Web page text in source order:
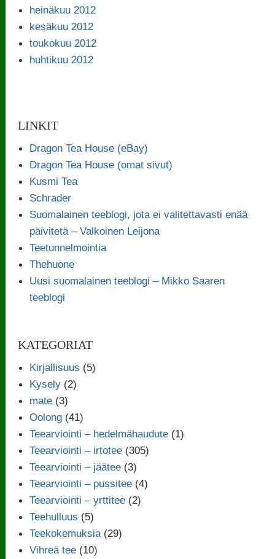
heinäkuu 2012
kesäkuu 2012
toukokuu 2012
huhtikuu 2012
LINKIT
Dragon Tea House (eBay)
Dragon Tea House (omat sivut)
Kusmi Tea
Schrader
Suomalainen teeblogi, jota ei valitettavasti enää
päivitetä – Valkoinen Leijona
Teetunnelmointia
Thehuone
Uusi suomalainen teeblogi – Mikko Saaren
teeblogi
KATEGORIAT
Kirjallisuus (5)
Kysely (2)
mate (3)
Oolong (41)
Teearviointi – hedelmähaudute (1)
Teearviointi – irtotee (305)
Teearviointi – jäätee (3)
Teearviointi – pussitee (4)
Teearviointi – yrttitee (2)
Teehulluus (5)
Teekokemuksia (29)
Vihreä tee (10)